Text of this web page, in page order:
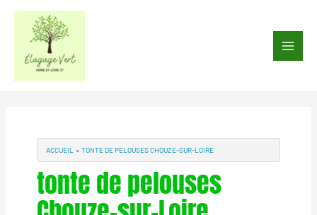
Aller
contenu
Main
ACCUEIL TONTE DE PELOUSES CHOUZE-SUR-LOIRE
tonte de pelouses